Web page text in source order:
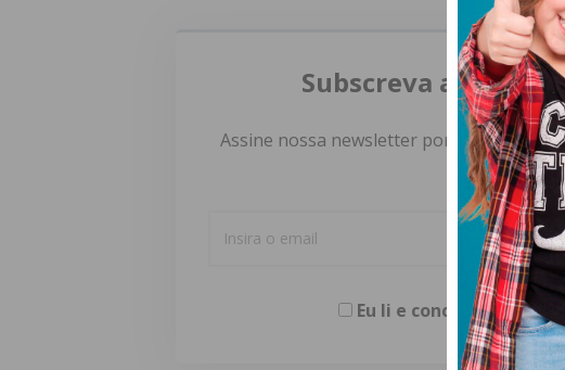
Subscreva a
Assine nossa newsletter por e-mail e
Eu li e concordo com os